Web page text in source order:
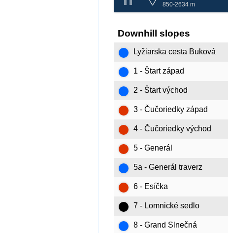
850-2634 m
Downhill slopes
Lyžiarska cesta Buková
1 - Štart západ
2 - Štart východ
3 - Čučoriedky západ
4 - Čučoriedky východ
5 - Generál
5a - Generál traverz
6 - Esíčka
7 - Lomnické sedlo
8 - Grand Slnečná